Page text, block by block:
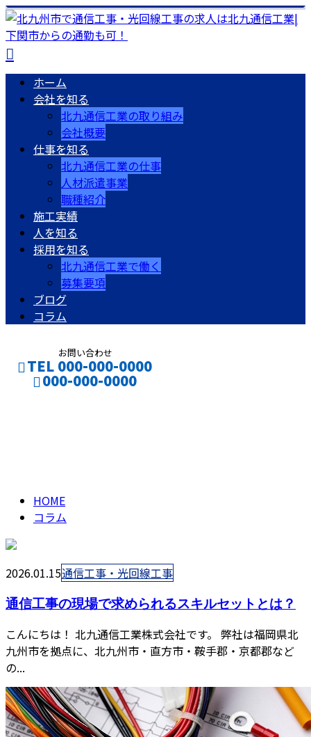
ホーム
会社を知る
北九通信工業の取り組み
会社概要
仕事を知る
北九通信工業の仕事
人材派遣事業
職種紹介
施工実績
人を知る
採用を知る
北九通信工業で働く
募集要項
ブログ
コラム
お問い合わせ
TEL 000-000-0000
000-000-0000
HOME
コラム
2026.01.15通信工事・光回線工事
通信工事の現場で求められるスキルセットとは？
こんにちは！ 北九通信工業株式会社です。 弊社は福岡県北
九州市を拠点に、北九州市・直方市・鞍手郡・京都郡など
の...